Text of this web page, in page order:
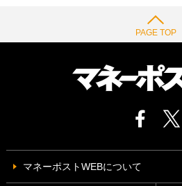
PAGE TOP
マネーポストWEBについて